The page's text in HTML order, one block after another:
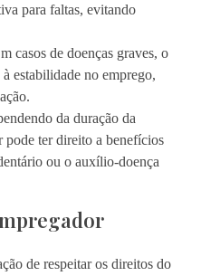
para faltas, evitando
casos de doenças graves, o
estabilidade no emprego,
da duração da
pode ter direito a benefícios
ou o auxílio-doença
de respeitar os direitos do